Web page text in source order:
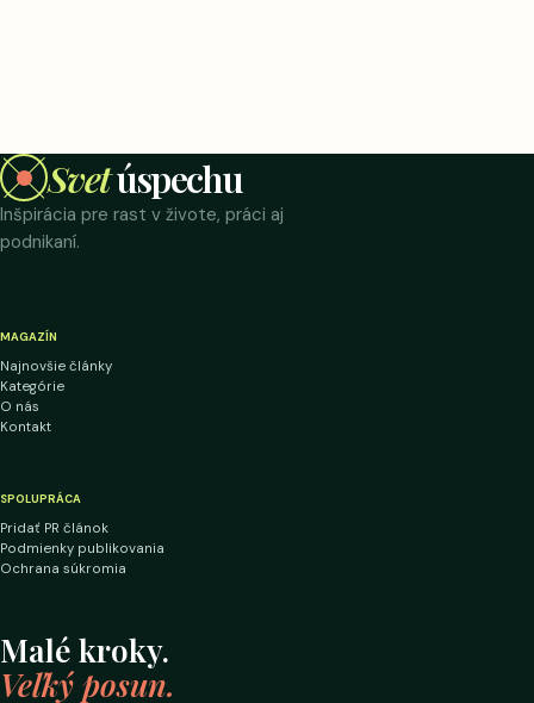
Svetúspechu
Inšpirácia pre rast v živote, práci aj
podnikaní.
MAGAZÍN
Najnovšie články
Kategórie
O nás
Kontakt
SPOLUPRÁCA
Pridať PR článok
Podmienky publikovania
Ochrana súkromia
Malé kroky.
Veľký posun.